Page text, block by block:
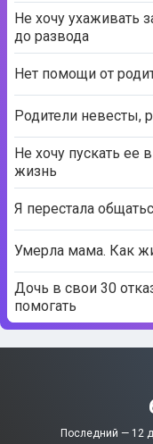
Не хочу ухаживать
до развода
Нет помощи от
Родители невесты,
Не хочу пускать ее
жизнь
Я перестала
Умерла мама. Как
Дочь в свои 30
помогать
Последний — 12